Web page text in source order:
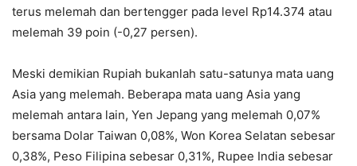
terus melemah dan bertengger pada level Rp14.374 atau
melemah 39 poin (-0,27 persen).
Meski demikian Rupiah bukanlah satu-satunya mata uang
Asia yang melemah. Beberapa mata uang Asia yang
melemah antara lain, Yen Jepang yang melemah 0,07%
bersama Dolar Taiwan 0,08%, Won Korea Selatan sebesar
0,38%, Peso Filipina sebesar 0,31%, Rupee India sebesar